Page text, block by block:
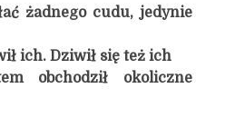
żadnego cudu, jedynie
ich. Dziwił się też ich
obchodził okoliczne